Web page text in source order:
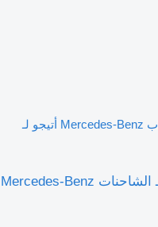
نظام قلاب Mercedes-Benz أتيجو لـ
نظام قلاب Mercedes-Benz أتيجو لـ الشاحنات Mercedes-Benz